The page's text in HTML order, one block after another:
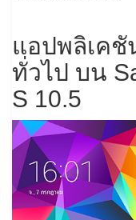
แอปพลิเคชั
ทั่วไป บน
S 10.5